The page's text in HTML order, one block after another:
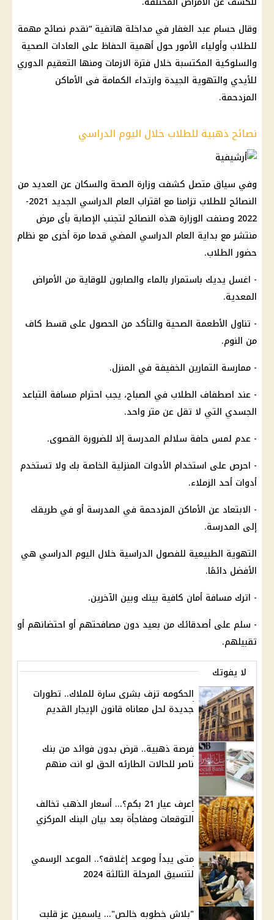
وقال حسام عبد الغفار في مداخلة هاتفية “نقدم نصائح مهمة
للطلاب وأولياء الأمور حول أهمية الحفاظ على العادات الصحية
والسلوكية المكتسبة خلال فترة الازمات ومنها التعقيم الدوري
للأيدي والتهوية الجيدة وارتداء الكمامة فى الأماكن
المزدحمة.
نصائح ذهبية للطلاب خلال اليوم الدراسي
وفي سياق متصل كشفت وزارة الصحة والسكان عن العديد من
النصائح للطلاب تزامنا مع اقتراب العام الدراسي الجديد 2021-
2022 وصنفت الوزارة هذه النصائح لتجنب الإصابة بأى مرض
منتشر مع بداية العام الدراسي المضي قدما مرة أخرى مع نظام
حضور الطلاب.
- اغسل يديك باستمرار بالماء والصابون للوقاية من الأمراض
المعدية.
- تناول الأطعمة الصحية والتأكد من الحصول على قسط كاف
من النوم.
- ممارسة التمارين الخفيفة في المنزل.
- عند اصطفاف الطلاب في الصباح، يجب احترام مسافة التباعد
الجسدي التي لا تقل عن متر واحد.
- عدم لمس حافة سلالم المدرسة إلا للضرورة القصوى.
- احرص على استخدام الأدوات المنزلية الخاصة بك ولا تستخدم
أدوات أحد الزملاء.
- الابتعاد عن الأماكن المزدحمة في المدرسة أو في طريقك
إلى المدرسة.
التهوية الطبيعية للفصول الدراسية خلال اليوم الدراسي هي
الأفضل دائمًا.
- اترك مسافة أمان كافية بينك وبين الآخرين.
- سلم على أصدقائك من بعيد دون مصافحتهم أو احتضانهم أو
تقبيلهم.
لا يفوتك
الحكومه تزف بشرى سارة للملاك.. تطورات
جديدة لحل معاناه قانون الإيجار القديم
فرصة ذهبية.. قرض بدون فوائد من بنك
ناصر للحالات الطارئه الحق لو انت منهم
اعرف عيار 21 بكم؟... أسعار الذهب تخالف
التوقعات ومفاجأة بعد بيان البنك المركزي
متى يبدأ وموعد إغلاقه؟.. الموعد الرسمي
لتنسيق المرحلة الثالثة 2024
"بلاش خطوبه خالص"... ياسمين عز قلبت